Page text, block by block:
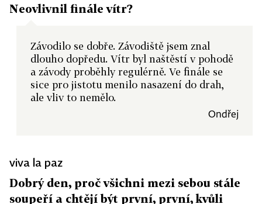
Neovlivnil finále vítr?
Závodilo se dobře. Závodiště jsem znal
dlouho dopředu. Vítr byl naštěstí v pohodě
a závody proběhly regulérně. Ve finále se
sice pro jistotu menilo nasazení do drah,
ale vliv to nemělo.
Ondřej
viva la paz
Dobrý den, proč všichni mezi sebou stále
soupeří a chtějí být první, první, kvůli